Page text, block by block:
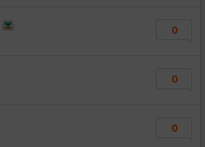
0
0
0